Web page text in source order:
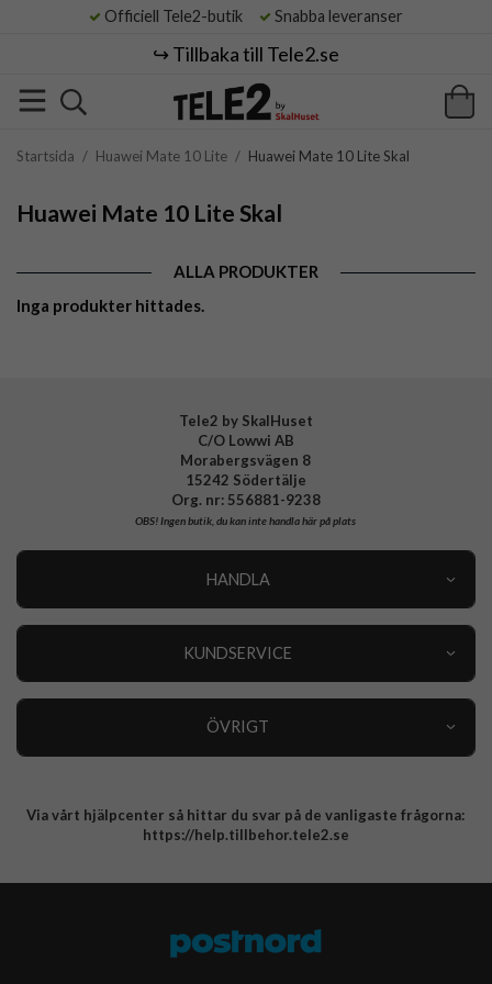
Officiell Tele2-butik Snabba leveranser
↪️ Tillbaka till Tele2.se
Startsida / Huawei Mate 10 Lite / Huawei Mate 10 Lite Skal
Huawei Mate 10 Lite Skal
ALLA PRODUKTER
Inga produkter hittades.
Tele2 by SkalHuset
C/O Lowwi AB
Morabergsvägen 8
15242 Södertälje
Org. nr: 556881-9238
OBS!Ingen butik, du kan inte handla här på plats
HANDLA
KUNDSERVICE
ÖVRIGT
Integritetspolicy
Via vårt hjälpcenter så hittar du svar på de vanligaste frågorna:
https://help.tillbehor.tele2.se